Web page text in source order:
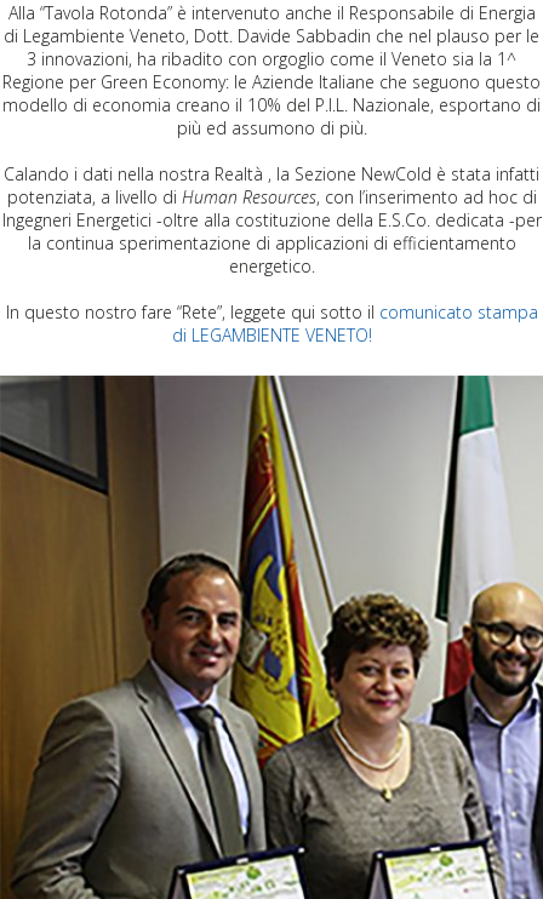
Alla “Tavola Rotonda” è intervenuto anche il Responsabile di Energia
di Legambiente Veneto, Dott. Davide Sabbadin che nel plauso per le
3 innovazioni, ha ribadito con orgoglio come il Veneto sia la 1^
Regione per Green Economy: le Aziende Italiane che seguono questo
modello di economia creano il 10% del P.I.L. Nazionale, esportano di
più ed assumono di più.
Calando i dati nella nostra Realtà , la Sezione NewCold è stata infatti
potenziata, a livello di Human Resources, con l’inserimento ad hoc di
Ingegneri Energetici -oltre alla costituzione della E.S.Co. dedicata -per
la continua sperimentazione di applicazioni di efficientamento
energetico.
In questo nostro fare “Rete”, leggete qui sotto il comunicato stampa
di LEGAMBIENTE VENETO!